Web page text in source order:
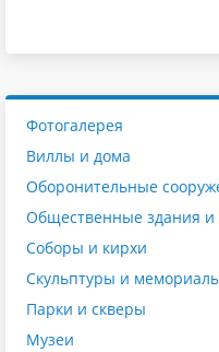
Фотогалерея
Виллы и дома
Оборонительные
Общественные здания и
Соборы и кирхи
Скульптуры и
Парки и скверы
Музеи